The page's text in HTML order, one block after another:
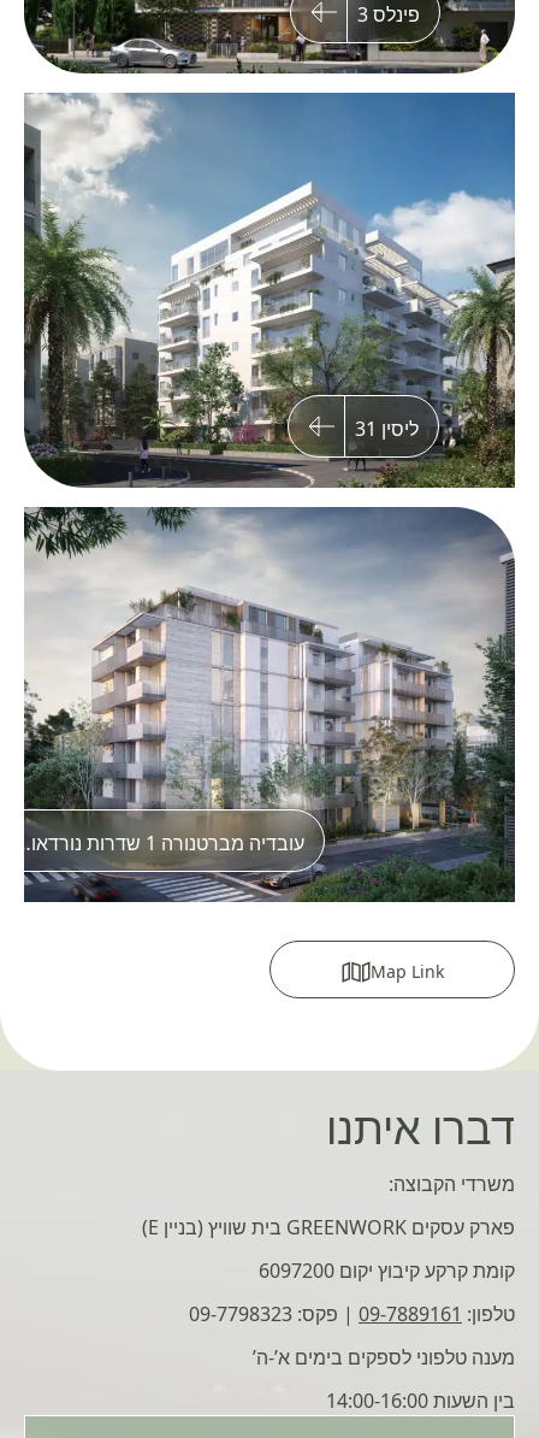
פינלס 3
ליסין 31
פרויקט פינוי בינוי במהלכו ייהרסו 2 בניינים וייבנו
תחתם 2 בניינים חדשים ואיכותיים בני 7 קומות כל
עובדיה מברטנורה 1 שדרות נורדאו 56
Map Link
דברו איתנו
משרדי הקבוצה:
פארק עסקים GREENWORK בית שוויץ (בניין E)
קומת קרקע קיבוץ יקום 6097200
טלפון: 09-7889161 | פקס: 09-7798323
מענה טלפוני לספקים בימים א’-ה’
בין השעות 14:00-16:00